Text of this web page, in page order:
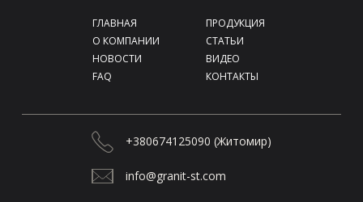
ГЛАВНАЯ
ПРОДУКЦИЯ
О КОМПАНИИ
СТАТЬИ
НОВОСТИ
ВИДЕО
FAQ
КОНТАКТЫ
+380674125090 (Житомир)
info@granit-st.com